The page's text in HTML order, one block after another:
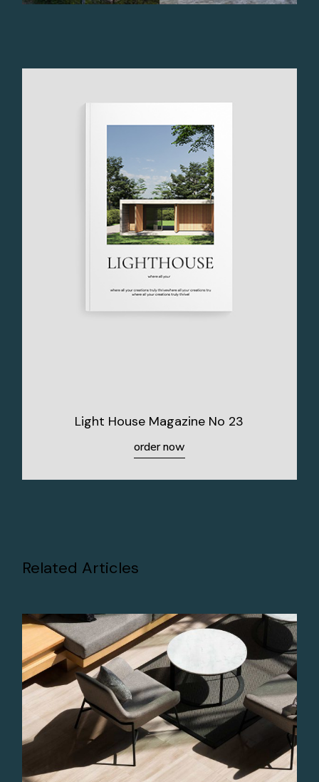
Light House Magazine No 23
order now
Related Articles